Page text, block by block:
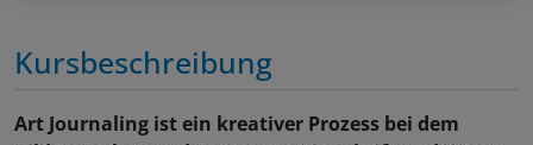
Kursbeschreibung
Art Journaling ist ein kreativer Prozess bei dem